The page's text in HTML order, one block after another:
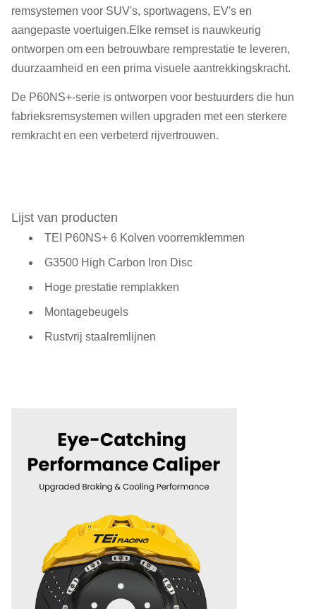
remsystemen voor SUV's, sportwagens, EV's en
aangepaste voertuigen.Elke remset is nauwkeurig
ontworpen om een betrouwbare remprestatie te leveren,
duurzaamheid en een prima visuele aantrekkingskracht.
De P60NS+-serie is ontworpen voor bestuurders die hun
fabrieksremsystemen willen upgraden met een sterkere
remkracht en een verbeterd rijvertrouwen.
Lijst van producten
TEI P60NS+ 6 Kolven voorremklemmen
G3500 High Carbon Iron Disc
Hoge prestatie remplakken
Montagebeugels
Rustvrij staalremlijnen